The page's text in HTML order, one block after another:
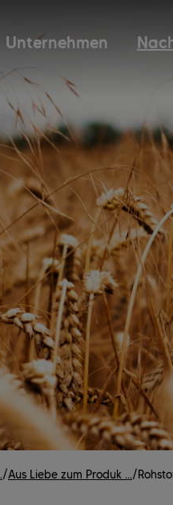
Unternehmen
/Aus Liebe zum Produk .../